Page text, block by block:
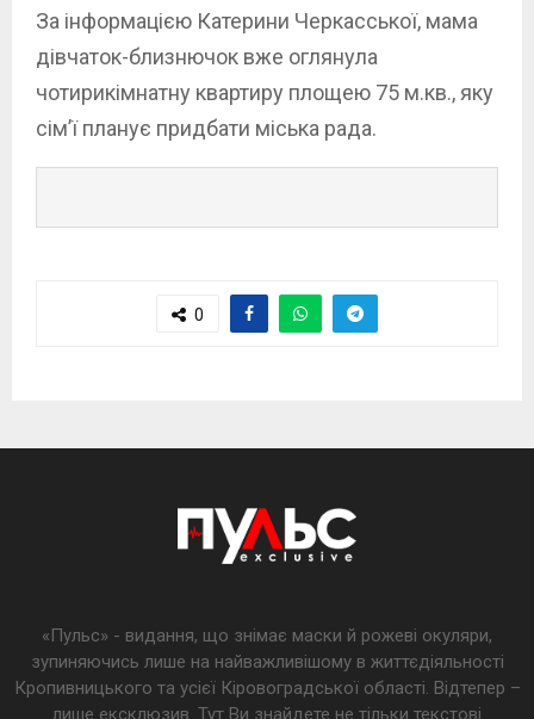
За інформацією Катерини Черкасської, мама
дівчаток-близнючок вже оглянула
чотирикімнатну квартиру площею 75 м.кв., яку
сім’ї планує придбати міська рада.
0
«Пульс» - видання, що знімає маски й рожеві окуляри,
зупиняючись лише на найважливішому в життєдіяльності
Кропивницького та усієї Кіровоградської області. Відтепер –
лише ексклюзив. Тут Ви знайдете не тільки текстові